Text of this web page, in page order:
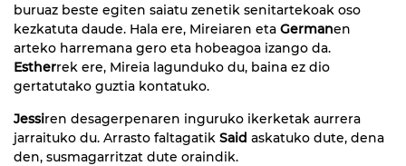
buruaz beste egiten saiatu zenetik senitartekoak oso
kezkatuta daude. Hala ere, Mireiaren eta Germanen
arteko harremana gero eta hobeagoa izango da.
Estherrek ere, Mireia lagunduko du, baina ez dio
gertatutako guztia kontatuko.
Jessiren desagerpenaren inguruko ikerketak aurrera
jarraituko du. Arrasto faltagatik Said askatuko dute, dena
den, susmagarritzat dute oraindik.